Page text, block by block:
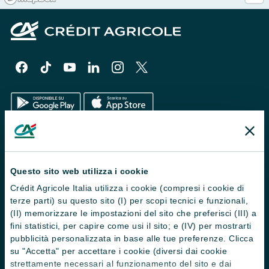
Questo sito web utilizza i cookie
Crédit Agricole Italia utilizza i cookie (compresi i cookie di
terze parti) su questo sito (I) per scopi tecnici e funzionali,
(II) memorizzare le impostazioni del sito che preferisci (III) a
fini statistici, per capire come usi il sito; e (IV) per mostrarti
pubblicità personalizzata in base alle tue preferenze. Clicca
su "Accetta" per accettare i cookie (diversi dai cookie
strettamente necessari al funzionamento del sito e dai
Trova filiali
Contattaci
Domande frequenti
Successioni
Servizi e pagamenti digitali